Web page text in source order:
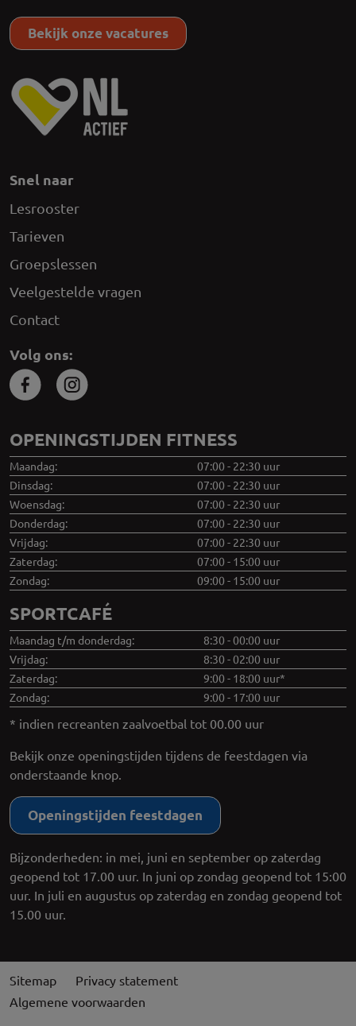
Bekijk onze vacatures
Snel naar
Lesrooster
Tarieven
Groepslessen
Veelgestelde vragen
Contact
Volg ons:
OPENINGSTIJDEN FITNESS
Maandag:
07:00 - 22:30 uur
Dinsdag:
07:00 - 22:30 uur
Woensdag:
07:00 - 22:30 uur
Donderdag:
07:00 - 22:30 uur
Vrijdag:
07:00 - 22:30 uur
Zaterdag:
07:00 - 15:00 uur
Zondag:
09:00 - 15:00 uur
SPORTCAFÉ
Maandag t/m donderdag:
8:30 - 00:00 uur
Vrijdag:
8:30 - 02:00 uur
Zaterdag:
9:00 - 18:00 uur*
Zondag:
9:00 - 17:00 uur
* indien recreanten zaalvoetbal tot 00.00 uur
Bekijk onze openingstijden tijdens de feestdagen via
onderstaande knop.
Openingstijden feestdagen
Bijzonderheden: in mei, juni en september op zaterdag
geopend tot 17.00 uur. In juni op zondag geopend tot 15:00
uur. In juli en augustus op zaterdag en zondag geopend tot
15.00 uur.
Sitemap
Privacy statement
Algemene voorwaarden